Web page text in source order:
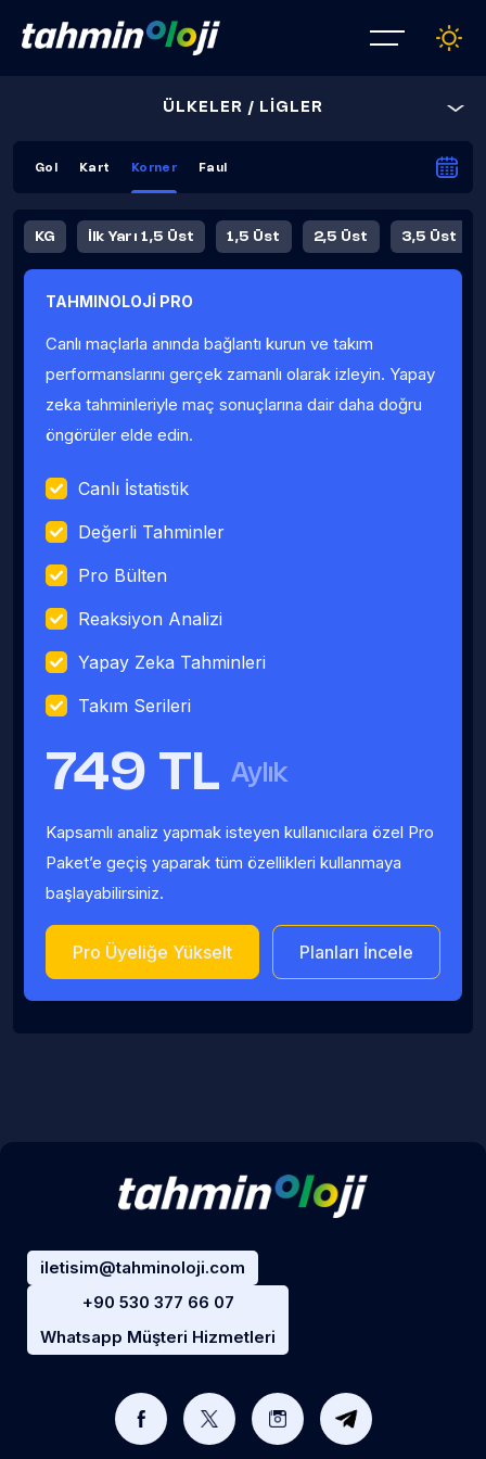
ÜLKELER / LİGLER
Gol Kart Korner Faul
KG İlk Yarı 1,5 Üst 1,5 Üst 2,5 Üst 3,5 Üst
Fauller Ortalama
TAHMINOLOJİ PRO
Canlı maçlarla anında bağlantı kurun ve takım
performanslarını gerçek zamanlı olarak izleyin. Yapay
zeka tahminleriyle maç sonuçlarına dair daha doğru
öngörüler elde edin.
Canlı İstatistik
Değerli Tahminler
Pro Bülten
Reaksiyon Analizi
Yapay Zeka Tahminleri
Takım Serileri
749 TL Aylık
Kapsamlı analiz yapmak isteyen kullanıcılara özel Pro
Paket’e geçiş yaparak tüm özellikleri kullanmaya
başlayabilirsiniz.
Pro Üyeliğe Yükselt Planları İncele
iletisim@tahminoloji.com
+90 530 377 66 07
Whatsapp Müşteri Hizmetleri